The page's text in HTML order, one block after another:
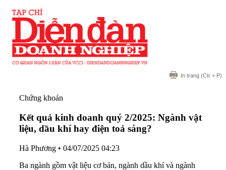
In trang (Ctr + P)
Chứng khoán
Kết quả kinh doanh quý 2/2025: Ngành vật
liệu, dầu khí hay điện toả sáng?
Hà Phương • 04/07/2025 04:23
Ba ngành gồm vật liệu cơ bản, ngành dầu khí và ngành